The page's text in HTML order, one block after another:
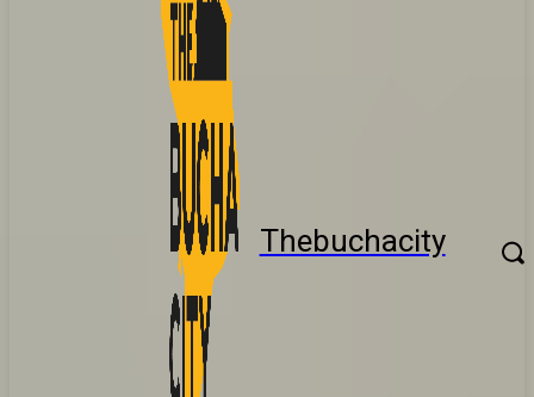
Thebuchacity